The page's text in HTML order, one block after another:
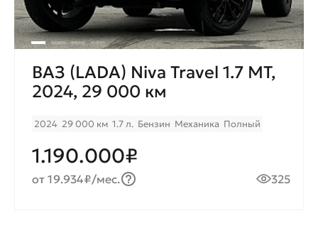
ВАЗ (LADA) Niva Travel 1.7 MT,
2024, 29 000 км
2024 29 000 км 1.7 л. Бензин Механика Полный
1.190.000₽
от 19.934₽/мес. 325